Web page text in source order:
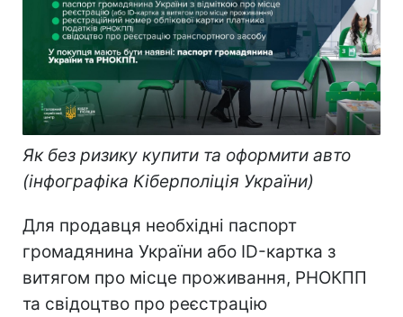
Як без ризику купити та оформити авто
(інфографіка Кіберполіція України)
Для продавця необхідні паспорт
громадянина України або ID-картка з
витягом про місце проживання, РНОКПП
та свідоцтво про реєстрацію